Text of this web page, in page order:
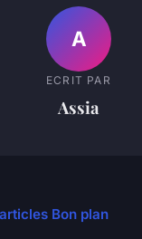
A
ECRIT PAR
Assia
Bon plan